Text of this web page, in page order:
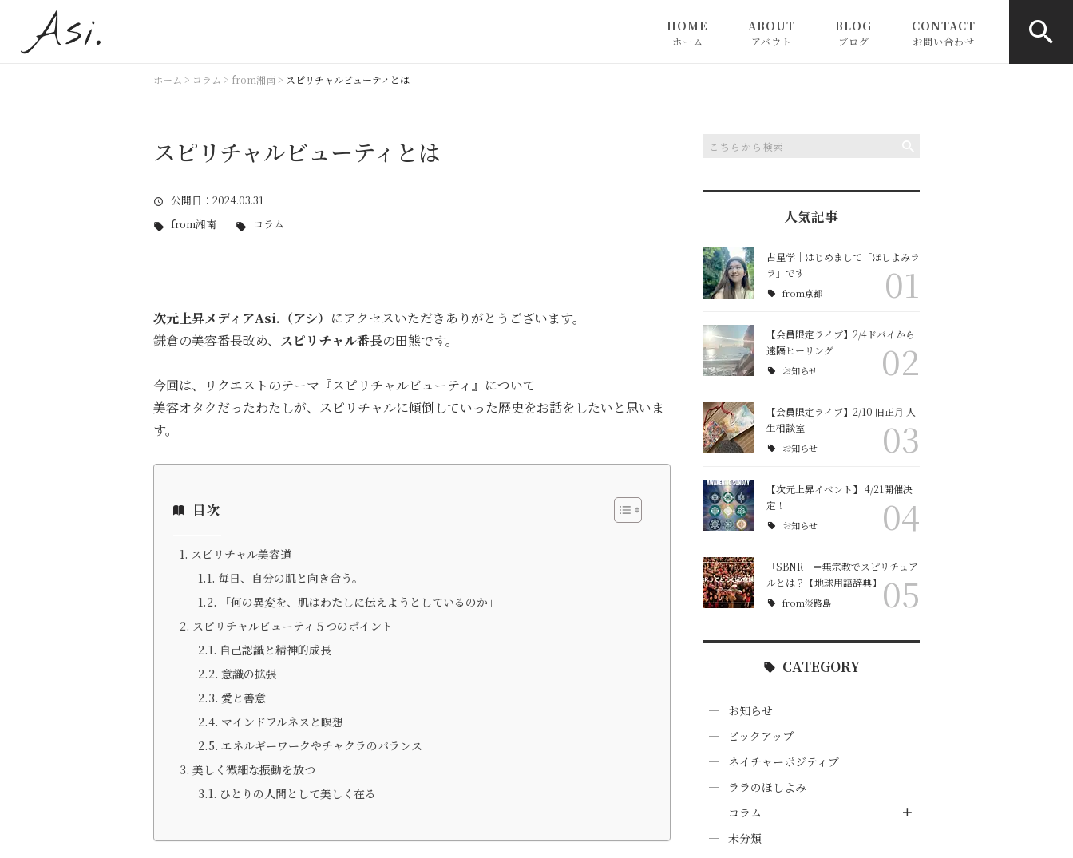
HOME
ホーム
ABOUT
アバウト
BLOG
ブログ
CONTACT
お問い合わせ
ホーム > コラム > from湘南 > スピリチャルビューティとは
スピリチャルビューティとは
公開日 ：2024.03.31
from湘南
コラム
次元上昇メディアAsi.（アシ） にアクセスいただきありがとうございます。
鎌倉の美容番長改め、 スピリチャル番長の田熊です。
今回は、リクエストのテーマ『スピリチャルビューティ』について
美容オタクだったわたしが、スピリチャルに傾倒していった歴史をお話をしたいと思いま
す。
目次
スピリチャル美容道
毎日、自分の肌と向き合う。
「何の異変を、肌はわたしに伝えようとしているのか」
スピリチャルビューティ５つのポイント
自己認識と精神的成長
意識の拡張
愛と善意
マインドフルネスと瞑想
エネルギーワークやチャクラのバランス
美しく微細な振動を放つ
ひとりの人間として美しく在る
人気記事
占星学｜はじめまして「ほしよみラ
ラ」です
from京都 01
【会員限定ライブ】2/4ドバイから
遠隔ヒーリング
お知らせ 02
【会員限定ライブ】2/10 旧正月 人
生相談室
お知らせ 03
【次元上昇イベント】 4/21開催決
定！
お知らせ 04
「SBNR」＝無宗教でスピリチュア
ルとは？【地球用語辞典】
from淡路島 05
CATEGORY
お知らせ
ピックアップ
ネイチャーポジティブ
ララのほしよみ
コラム
未分類